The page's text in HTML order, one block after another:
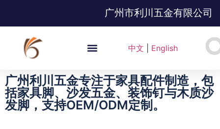
广州市利川五金有限公司
中文 English
广州利川五金专注于家具配件制造，包
括家具脚、沙发五金、装饰钉与木质沙
发脚，支持OEM/ODM定制。